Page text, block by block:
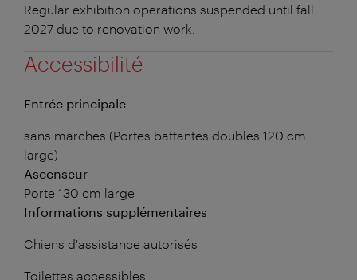
Regular exhibition operations suspended until fall
2027 due to renovation work.
Accessibilité
Entrée principale
sans marches (Portes battantes doubles 120 cm
large)
Ascenseur
Porte 130 cm large
Informations supplémentaires
Chiens d'assistance autorisés
Toilettes accessibles